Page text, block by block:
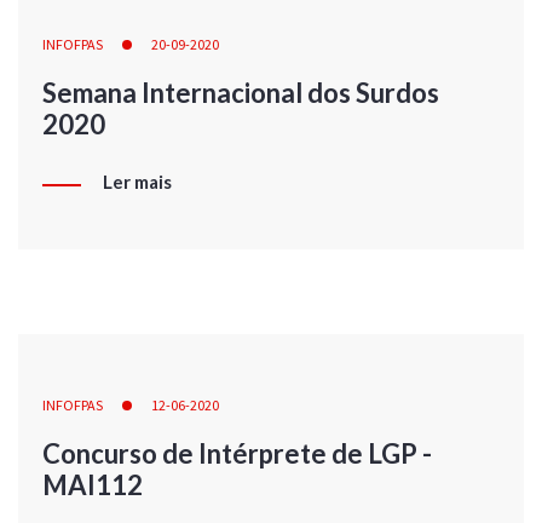
INFOFPAS 20-09-2020
Semana Internacional dos Surdos
2020
Ler mais
INFOFPAS 12-06-2020
Concurso de Intérprete de LGP -
MAI112